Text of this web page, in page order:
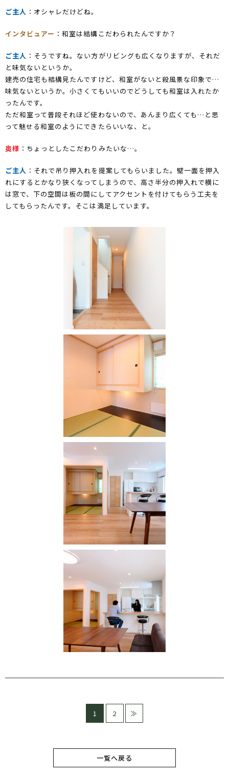
ご主人 ：オシャレだけどね。
インタビュアー ：和室は結構こだわられたんですか？
ご主人 ：そうですね。ない方がリビングも広くなりますが、それだ
と味気ないというか。
建売の住宅も結構見たんですけど、和室がないと殺風景な印象で…
味気ないというか。小さくてもいいのでどうしても和室は入れたか
ったんです。
ただ和室って普段それほど使わないので、あんまり広くても…と思
って魅せる和室のようにできたらいいな、と。
奥様 ：ちょっとしたこだわりみたいな…。
ご主人 ：それで吊り押入れを提案してもらいました。壁一面を押入
れにするとかなり狭くなってしまうので、高さ半分の押入れで横に
は窓で、下の空間は板の間にしてアクセントを付けてもらう工夫を
してもらったんです。そこは満足しています。
1 2 ≫
一覧へ戻る